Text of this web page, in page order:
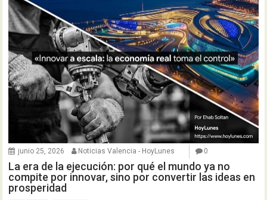
junio 25, 2026 Noticias Valencia - HoyLunes 0
La era de la ejecución: por qué el mundo ya no
compite por innovar, sino por convertir las ideas en
prosperidad